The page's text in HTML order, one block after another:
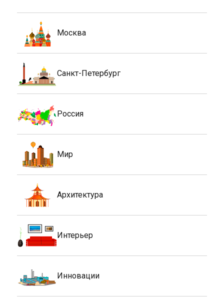
Москва
Санкт-Петербург
Россия
Мир
Архитектура
Интерьер
Инновации